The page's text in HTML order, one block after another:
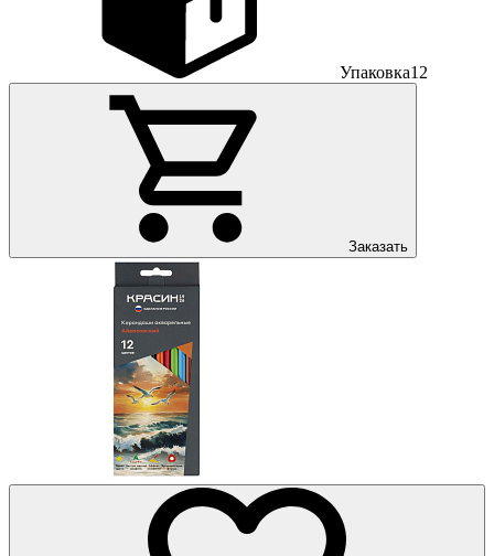
Упаковка12
Заказать